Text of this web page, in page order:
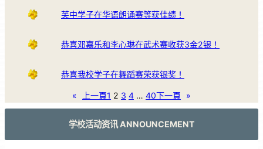
芙中学子在华语朗诵赛等获佳绩！
恭喜邓嘉乐和李心琳在武术赛收获3金2银！
恭喜我校学子在舞蹈赛荣获银奖！
« 上一頁1 2 3 4 … 40下一頁 »
学校活动资讯 ANNOUNCEMENT